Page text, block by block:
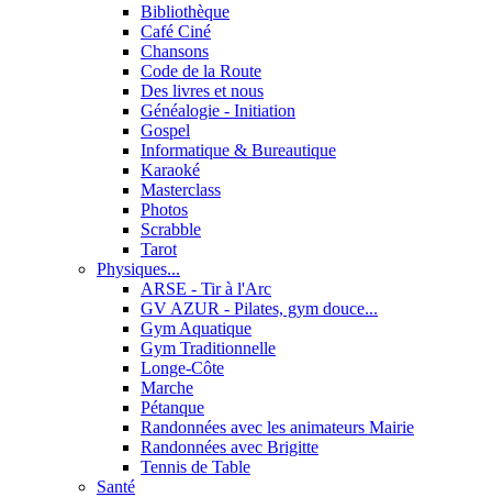
Bibliothèque
Café Ciné
Chansons
Code de la Route
Des livres et nous
Généalogie - Initiation
Gospel
Informatique & Bureautique
Karaoké
Masterclass
Photos
Scrabble
Tarot
Physiques...
ARSE - Tir à l'Arc
GV AZUR - Pilates, gym douce...
Gym Aquatique
Gym Traditionnelle
Longe-Côte
Marche
Pétanque
Randonnées avec les animateurs Mairie
Randonnées avec Brigitte
Tennis de Table
Santé